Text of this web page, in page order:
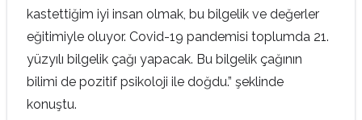
kastettiğim iyi insan olmak, bu bilgelik ve değerler
eğitimiyle oluyor. Covid-19 pandemisi toplumda 21.
yüzyılı bilgelik çağı yapacak. Bu bilgelik çağının
bilimi de pozitif psikoloji ile doğdu.” şeklinde
konuştu.